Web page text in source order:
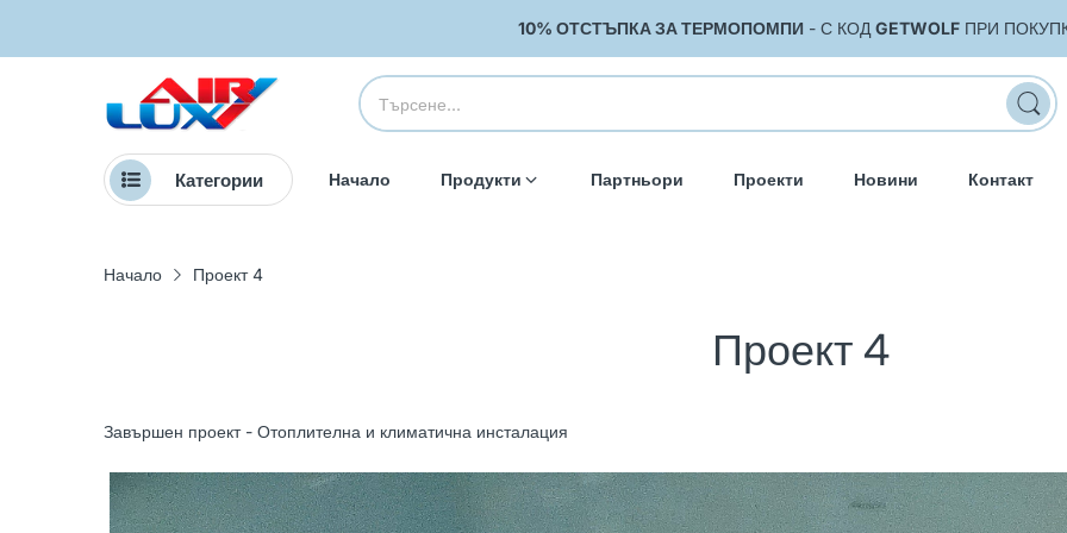
10% ОТСТЪПКА ЗА ТЕРМОПОМПИ - С КОДGETWOLF ПРИ
Категории Начало Продукти Партньори Проекти Новини Контакт
Начало Проект 4
Проект 4
Завършен проект - Отоплителна и климатична инсталация